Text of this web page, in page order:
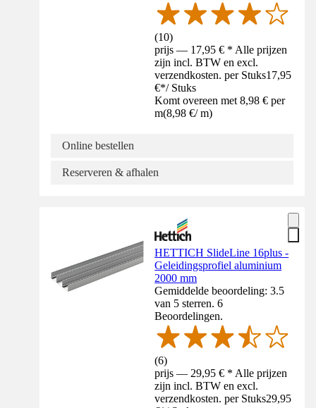
(10)
prijs — 17,95 € * Alle prijzen
zijn incl. BTW en excl.
verzendkosten. per Stuks17,95
€*/ Stuks
Komt overeen met 8,98 € per
m(8,98 €/ m)
Online bestellen
Reserveren & afhalen
HETTICH SlideLine 16plus -
Geleidingsprofiel aluminium
2000 mm
Gemiddelde beoordeling: 3.5
van 5 sterren. 6
Beoordelingen.
(6)
prijs — 29,95 € * Alle prijzen
zijn incl. BTW en excl.
verzendkosten. per Stuks29,95